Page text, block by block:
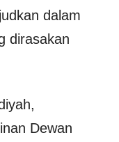
dalam
dirasakan
Dewan